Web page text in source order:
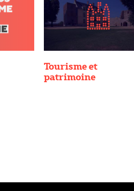
Tourisme et
patrimoine